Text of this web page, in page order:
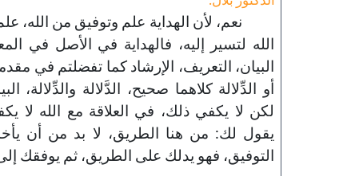
نعم، لأن الهداية علم وتوفيق من الله،
الله لتسير إليه، فالهداية في الأصل في
البيان، التعريف، الإرشاد كما تفضلتم في
أو الدِّلالة كلاهما صحيح، الدَّلالة والدِّلالة،
لكن لا يكفي ذلك، في العلاقة مع الله لا
يقول لك: من هنا الطريق، لا بد من أن
التوفيق، فهو يدلك على الطريق، ثم يوفقك